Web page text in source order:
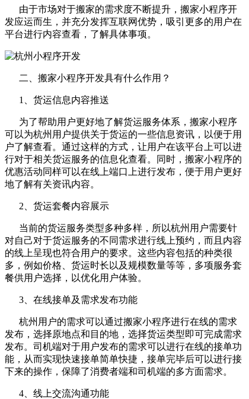
由于市场对于搬家的需求度不断提升，搬家小程序开
发应运而生，并充分发挥互联网优势，吸引更多的用户在
平台进行内容查看，了解具体事项。
二、搬家小程序开发具有什么作用？
1、货运信息内容推送
为了帮助用户更好地了解货运服务体系，搬家小程序
可以为杭州用户提供关于货运的一些信息资讯，以便于用
户了解查看。通过这样的方式，让用户在该平台上可以进
行对于相关货运服务的信息化查看。同时，搬家小程序的
优惠活动同样可以在线上端口上进行发布，便于用户更好
地了解有关资讯内容。
2、货运套餐内容展示
当前的货运服务类型多种多样，所以杭州用户需要针
对自己对于货运服务的不同需求进行线上预约，而且内容
的线上呈现也符合用户的要求。这些内容包括的种类很
多，例如价格、货运时长以及规模数量等等，多项服务套
餐供用户选择，以优化用户体验。
3、在线接单及需求发布功能
杭州用户的需求可以通过搬家小程序进行在线的需求
发布，选择原地点和目的地，选择货运类型即可完成需求
发布。司机端对于用户发布的需求可以进行在线的接单功
能，从而实现快速接单简单快捷，接单完毕后可以进行接
下来的操作，保障了消费者端和司机端的多方面需求。
4、线上交流沟通功能